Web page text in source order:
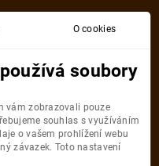
O cookies
soubory
vám zobrazovali pouze
souhlas s využíváním
o vašem prohlížení webu
závazek. Toto nastavení